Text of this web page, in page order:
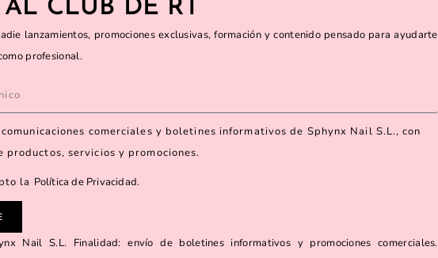
CLUB DE RT
lanzamientos, promociones exclusivas, formación y contenido pensado para ayudarte
profesional.
comerciales y boletines informativos de Sphynx Nail S.L., con
productos, servicios y promociones.
la Política de Privacidad.
Nail S.L. Finalidad: envío de boletines informativos y promociones comerciales.